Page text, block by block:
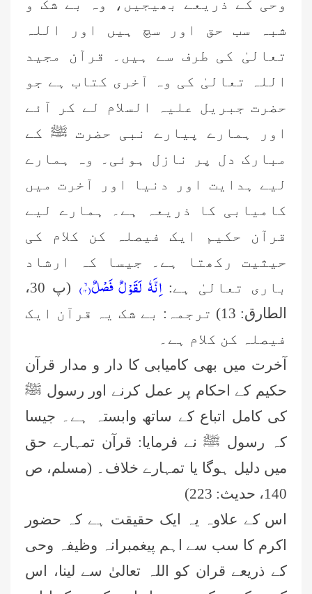
وحی کے ذریعے بھیجیں، وہ بے شک و
شبہ سب حق اور سچ ہیں اور اللہ
تعالیٰ کی طرف سے ہیں۔ قرآن مجید
اللہ تعالیٰ کی وہ آخری کتاب ہے جو
حضرت جبریل علیہ السلام لے کر آئے
اور ہمارے پیارے نبی حضرت ﷺ کے
مبارک دل پر نازل ہوئی۔ وہ ہمارے
لیے ہدایت اور دنیا اور آخرت میں
کامیابی کا ذریعہ ہے۔ ہمارے لیے
قرآن حکیم ایک فیصلہ کن کلام کی
حیثیت رکھتا ہے۔ جیسا کہ ارشاد
باری تعالیٰ ہے:اِنَّهٗ لَقَوْلٌ فَصْلٌۙ(۱۳)
(پ 30،
الطارق: 13) ترجمہ: بے شک یہ قرآن ایک
فیصلہ کن کلام ہے۔
آخرت میں بھی کامیابی کا دار و مدار قرآن
حکیم کے احکام پر عمل کرنے اور رسول ﷺ
کی کامل اتباع کے ساتھ وابستہ ہے۔ جیسا
کہ رسول ﷺ نے فرمایا: قرآن تمہارے حق
میں دلیل ہوگا یا تمہارے خلاف۔ (مسلم، ص
140، حدیث: 223)
اس کے علاوہ یہ ایک حقیقت ہے کہ حضور
اکرم کا سب سے اہم پیغمبرانہ وظیفہ وحی
کے ذریعے قران کو اللہ تعالیٰ سے لینا، اس